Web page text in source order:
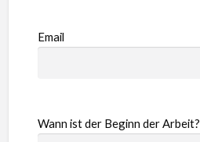
Email
Wann ist der Beginn der Arbeit?